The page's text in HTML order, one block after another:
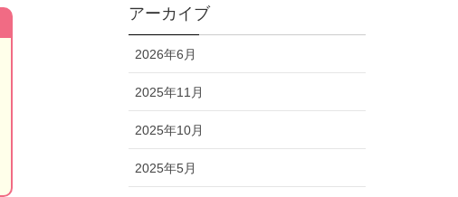
アーカイブ
2026年6月
2025年11月
2025年10月
2025年5月